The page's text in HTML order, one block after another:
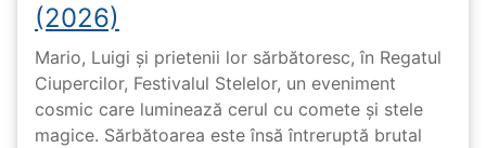
(2026)
Mario, Luigi și prietenii lor sărbătoresc, în Regatul
Ciupercilor, Festivalul Stelelor, un eveniment
cosmic care luminează cerul cu comete și stele
magice. Sărbătoarea este însă întreruptă brutal